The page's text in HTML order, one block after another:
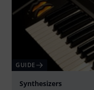
GUIDE
Synthesizers